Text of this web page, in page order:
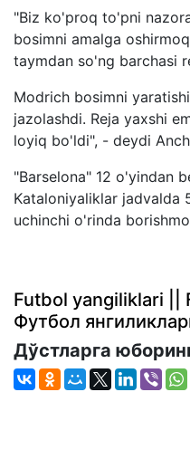
"Biz ko'proq to'pni
bosimni amalga
taymdan so'ng barchasi
Modrich bosimni
jazolashdi. Reja yaxshi
loyiq bo'ldi", - deydi
"Barselona" 12 o'yindan
Kataloniyaliklar jadvalda
uchinchi o'rinda
Futbol yangiliklari ||
Футбол
Дўстларга